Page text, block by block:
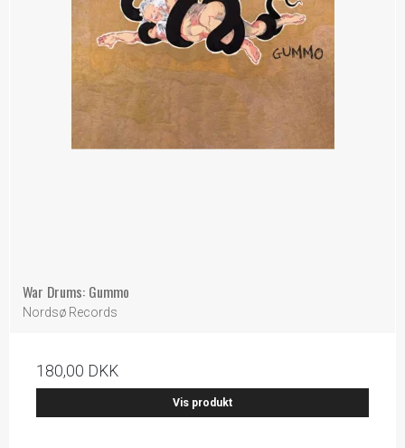
War Drums: Gummo
Nordsø Records
180,00 DKK
Vis produkt